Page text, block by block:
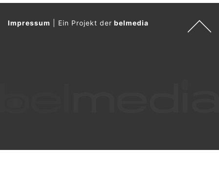
Impressum Ein Projekt derbelmedia